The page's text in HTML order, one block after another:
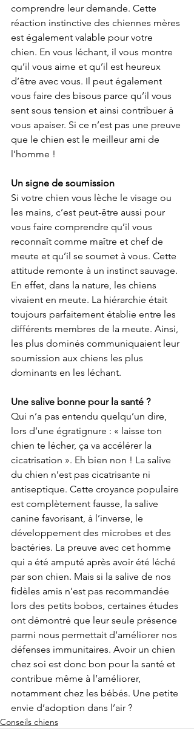
comprendre leur demande. Cette
réaction instinctive des chiennes mères
est également valable pour votre
chien. En vous léchant, il vous montre
qu’il vous aime et qu’il est heureux
d’être avec vous. Il peut également
vous faire des bisous parce qu’il vous
sent sous tension et ainsi contribuer à
vous apaiser. Si ce n’est pas une preuve
que le chien est le meilleur ami de
l’homme !
Un signe de soumission
Si votre chien vous lèche le visage ou
les mains, c’est peut-être aussi pour
vous faire comprendre qu’il vous
reconnaît comme maître et chef de
meute et qu’il se soumet à vous. Cette
attitude remonte à un instinct sauvage.
En effet, dans la nature, les chiens
vivaient en meute. La hiérarchie était
toujours parfaitement établie entre les
différents membres de la meute. Ainsi,
les plus dominés communiquaient leur
soumission aux chiens les plus
dominants en les léchant.
Une salive bonne pour la santé ?
Qui n’a pas entendu quelqu’un dire,
lors d’une égratignure : « laisse ton
chien te lécher, ça va accélérer la
cicatrisation ». Eh bien non ! La salive
du chien n’est pas cicatrisante ni
antiseptique. Cette croyance populaire
est complètement fausse, la salive
canine favorisant, à l’inverse, le
développement des microbes et des
bactéries. La preuve avec cet homme
qui a été amputé après avoir été léché
par son chien. Mais si la salive de nos
fidèles amis n’est pas recommandée
lors des petits bobos, certaines études
ont démontré que leur seule présence
parmi nous permettait d’améliorer nos
défenses immunitaires. Avoir un chien
chez soi est donc bon pour la santé et
contribue même à l’améliorer,
notamment chez les bébés. Une petite
envie d’adoption dans l’air ?
Conseils chiens